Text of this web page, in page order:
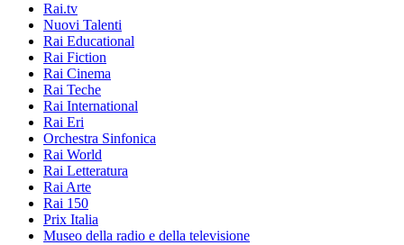
Rai.tv
Nuovi Talenti
Rai Educational
Rai Fiction
Rai Cinema
Rai Teche
Rai International
Rai Eri
Orchestra Sinfonica
Rai World
Rai Letteratura
Rai Arte
Rai 150
Prix Italia
Museo della radio e della televisione